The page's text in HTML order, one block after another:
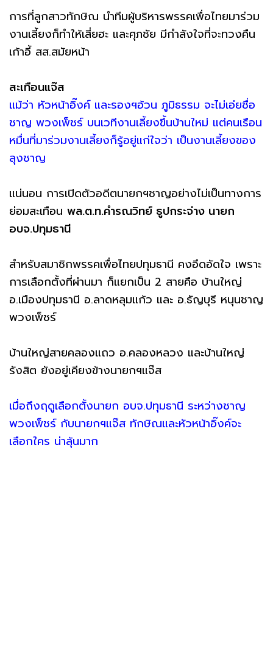
การที่ลูกสาวทักษิณ นำทีมผู้บริหารพรรคเพื่อไทยมาร่วม
งานเลี้ยงก็ทำให้เสี่ยฮะ และศุภชัย มีกำลังใจที่จะทวงคืน
เก้าอี้ สส.สมัยหน้า
สะเทือนแจ๊ส
แม้ว่า หัวหน้าอิ๊งค์ และรองฯอ้วน ภูมิธรรม จะไม่เอ่ยชื่อ
ชาญ พวงเพ็ชร์ บนเวทีงานเลี้ยงขึ้นบ้านใหม่ แต่คนเรือน
หมื่นที่มาร่วมงานเลี้ยงก็รู้อยู่แก่ใจว่า เป็นงานเลี้ยงของ
ลุงชาญ
แน่นอน การเปิดตัวอดีตนายกฯชาญอย่างไม่เป็นทางการ
ย่อมสะเทือน พล.ต.ท.คำรณวิทย์ ธูปกระจ่าง นายก
อบจ.ปทุมธานี
สำหรับสมาชิกพรรคเพื่อไทยปทุมธานี คงอึดอัดใจ เพราะ
การเลือกตั้งที่ผ่านมา ก็แยกเป็น 2 สายคือ บ้านใหญ่
อ.เมืองปทุมธานี อ.ลาดหลุมแก้ว และ อ.ธัญบุรี หนุนชาญ
พวงเพ็ชร์
บ้านใหญ่สายคลองแถว อ.คลองหลวง และบ้านใหญ่
รังสิต ยังอยู่เคียงข้างนายกฯแจ๊ส
เมื่อถึงฤดูเลือกตั้งนายก อบจ.ปทุมธานี ระหว่างชาญ
พวงเพ็ชร์ กับนายกฯแจ๊ส ทักษิณและหัวหน้าอิ๊งค์จะ
เลือกใคร น่าลุ้นมาก